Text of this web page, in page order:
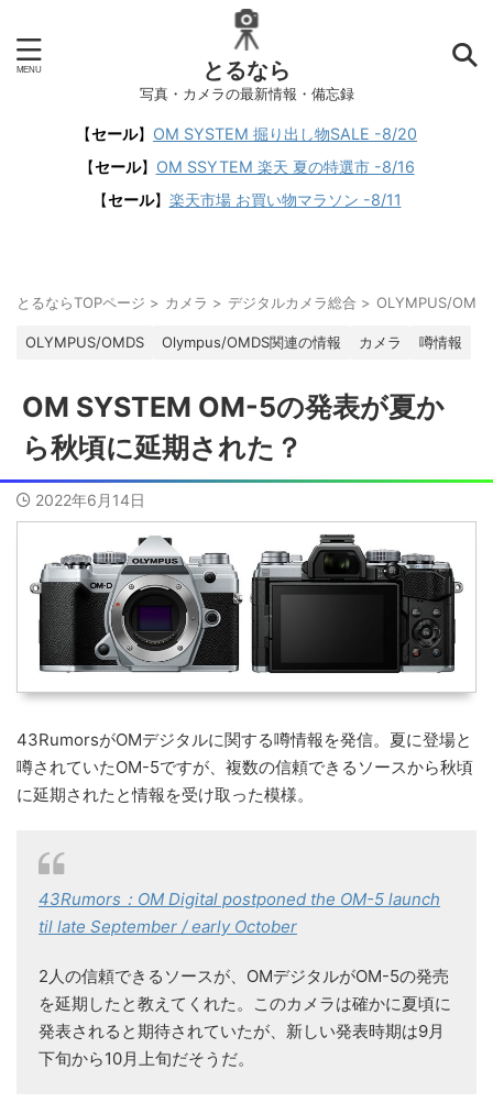
とるなら
写真・カメラの最新情報・備忘録
【セール】 OM SYSTEM 掘り出し物SALE -8/20
【セール】 OM SSYTEM 楽天 夏の特選市 -8/16
【セール】 楽天市場 お買い物マラソン -8/11
とるならTOPページ > カメラ > デジタルカメラ総合 > OLYMPUS/
OLYMPUS/OMDS Olympus/OMDS関連の情報 カメラ 噂情報
OM SYSTEM OM-5の発表が夏か
ら秋頃に延期された？
2022年6月14日
43RumorsがOMデジタルに関する噂情報を発信。夏に登場と
噂されていたOM-5ですが、複数の信頼できるソースから秋頃
に延期されたと情報を受け取った模様。
43Rumors：OM Digital postponed the OM-5 launch
til late September / early October
2人の信頼できるソースが、OMデジタルがOM-5の発売
を延期したと教えてくれた。このカメラは確かに夏頃に
発表されると期待されていたが、新しい発表時期は9月
下旬から10月上旬だそうだ。